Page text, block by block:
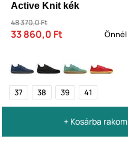
Active Knit kék
48 370,0 Ft
33 860,0 Ft Önnél
37 38 39 41
+ Kosárba rakom